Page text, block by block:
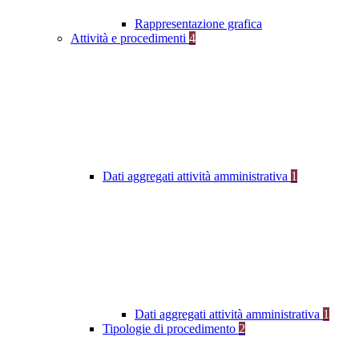
Rappresentazione grafica
Attività e procedimenti 4
Dati aggregati attività amministrativa 1
Dati aggregati attività amministrativa 1
Tipologie di procedimento 2